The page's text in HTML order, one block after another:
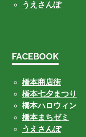
うえさんぽ
FACEBOOK
橋本商店街
橋本七夕まつり
橋本ハロウィン
橋本まちゼミ
うえさんぽ